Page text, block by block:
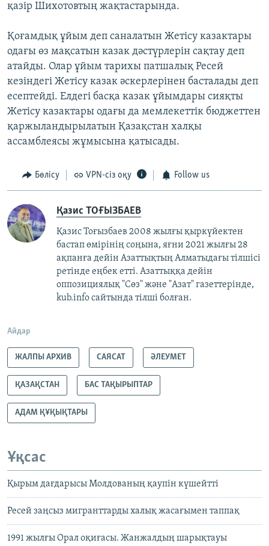
қазір Шихотовтың жақтастарында.
Қоғамдық ұйым деп саналатын Жетісу казактары
одағы өз мақсатын казак дәстүрлерін сақтау деп
атайды. Олар ұйым тарихы патшалық Ресей
кезіндегі Жетісу казак әскерлерінен басталады деп
есептейді. Елдегі басқа казак ұйымдары сияқты
Жетісу казактары одағы да мемлекеттік бюджеттен
қаржыландырылатын Қазақстан халқы
ассамблеясы жұмысына қатысады.
Бөлісу VPN-сіз оқу Follow us
Қазис ТОҒЫЗБАЕВ
Қазис Тоғызбаев 2008 жылғы қыркүйектен
бастап өмірінің соңына, яғни 2021 жылғы 28
ақпанға дейін Азаттықтың Алматыдағы тілшісі
ретінде еңбек етті. Азаттыққа дейін
оппозициялық "Сөз" және "Азат" газеттерінде,
kub.info сайтында тілші болған.
Айдар
ЖАЛПЫ АРХИВ САЯСАТ ӘЛЕУМЕТ
ҚАЗАҚСТАН БАС ТАҚЫРЫПТАР
АДАМ ҚҰҚЫҚТАРЫ
Ұқсас
Қырым дағдарысы Молдованың қаупін күшейтті
Ресей заңсыз мигранттарды халық жасағымен таппақ
1991 жылғы Орал оқиғасы. Жанжалдың шарықтауы